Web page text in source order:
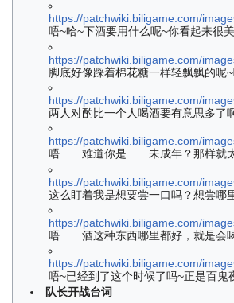
https://patchwiki.biligame.com/
唔~哈~下酒要用什么呢~你看起来很
https://patchwiki.biligame.com/
脚底好像踩着棉花糖一样轻飘飘的呢
https://patchwiki.biligame.com/
两人对酌比一个人喝酒要有意思多了
https://patchwiki.biligame.com/
唔……难道你是……未成年？那样就
https://patchwiki.biligame.com/
这么盯着我是想要尝一口吗？想尝
https://patchwiki.biligame.com/
唔……酒这种东西哪里都好，就是会
https://patchwiki.biligame.com/
唔~已经到了这个时候了吗~正是百鬼
队长开战台词